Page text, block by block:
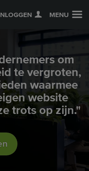
MENU
om
te vergroten,
waarmee
website
trots op zijn."